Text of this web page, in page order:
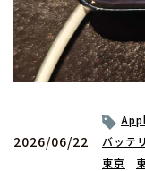
2026/06/22
バッテ
東京